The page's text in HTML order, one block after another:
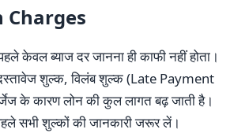
Charges
केवल ब्याज दर जानना ही काफी नहीं होता।
शुल्क, विलंब शुल्क (Late Payment
के कारण लोन की कुल लागत बढ़ जाती है।
सभी शुल्कों की जानकारी जरूर लें।